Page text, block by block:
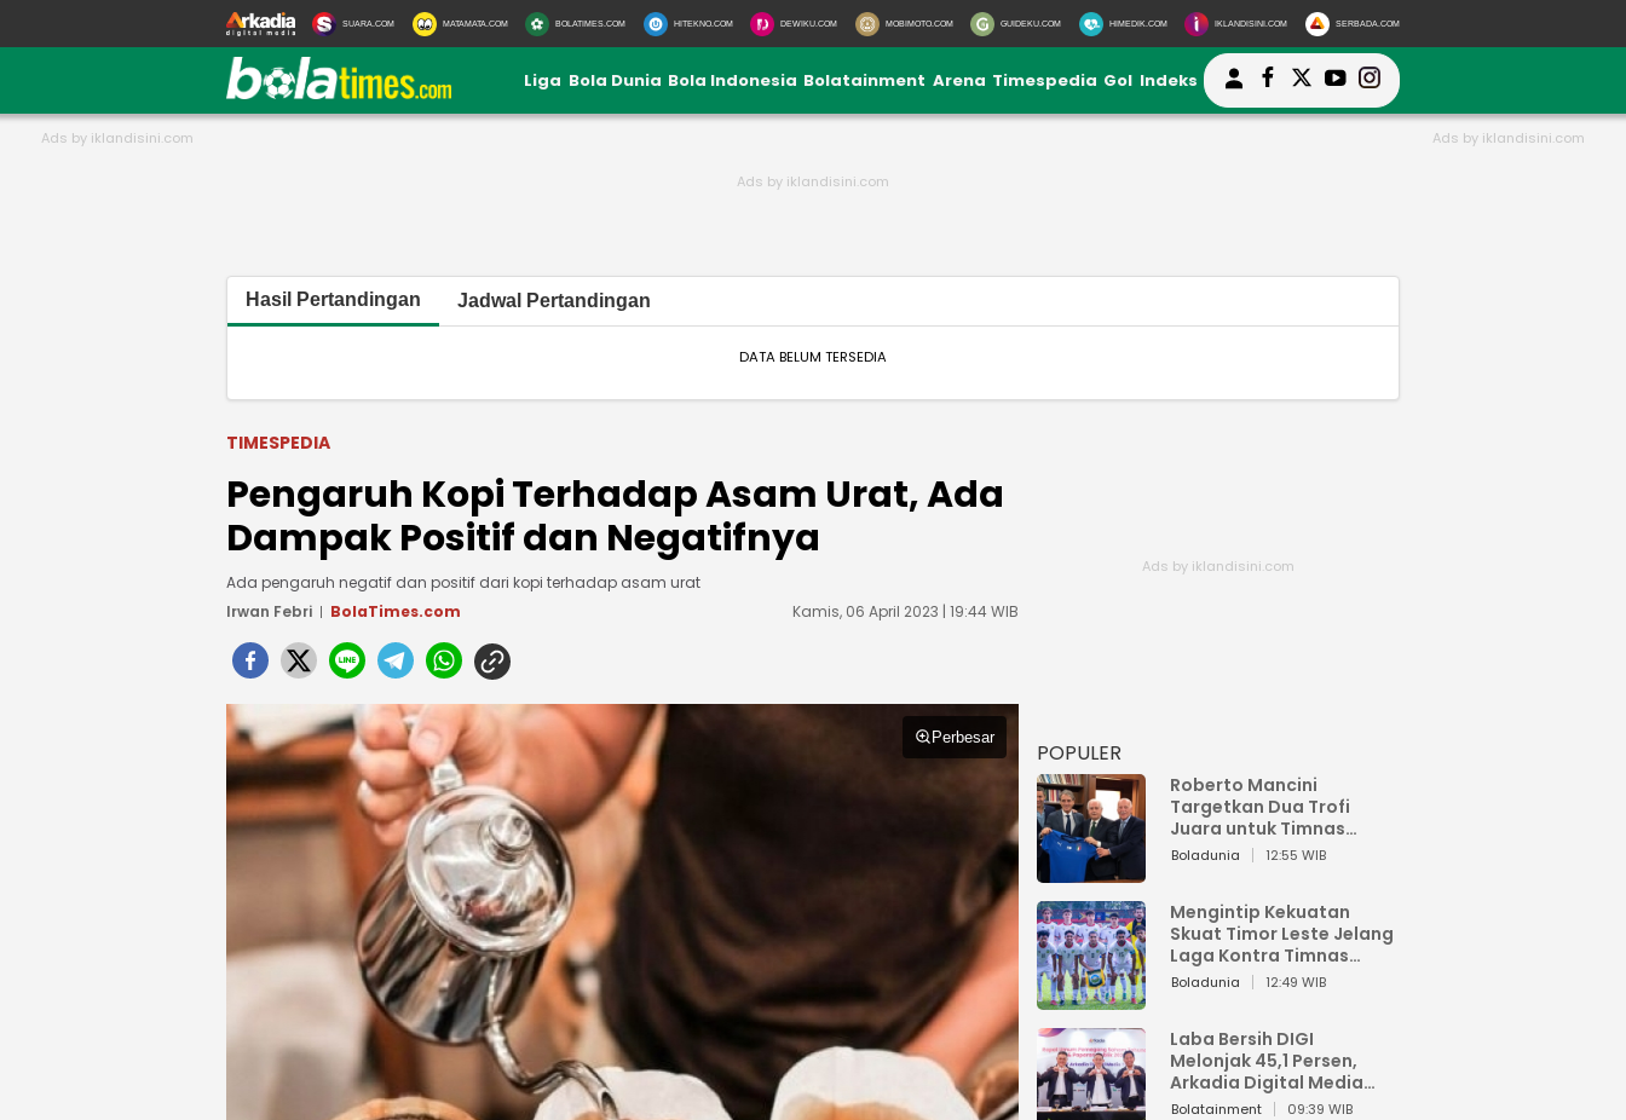
SUARA.COM MATAMATA.COM BOLATIMES.COM HITEKNO.COM DEWIKU.COM MOBIMOTO.COM GUIDEKU.COM HIMEDIK.COM IKLANDISINI.COM SERBADA.COM
Liga Bola Dunia Bola Indonesia Bolatainment Arena Timespedia Gol Indeks
Hasil Pertandingan Jadwal Pertandingan
DATA BELUM TERSEDIA
TIMESPEDIA
Pengaruh Kopi Terhadap Asam Urat, Ada
Dampak Positif dan Negatifnya
Ada pengaruh negatif dan positif dari kopi terhadap asam urat
Irwan Febri
BolaTimes.com Kamis, 06 April 2023 | 19:44 WIB
Perbesar
POPULER
Roberto Mancini
Targetkan Dua Trofi
Juara untuk Timnas
Italia
Boladunia 12:55 WIB
Mengintip Kekuatan
Skuat Timor Leste Jelang
Laga Kontra Timnas
Indonesia di Piala AFF
Boladunia 12:49 WIB
Laba Bersih DIGI
Melonjak 45,1 Persen,
Arkadia Digital Media
Perkuat Bisnis AI dan
Bolatainment 09:39 WIB